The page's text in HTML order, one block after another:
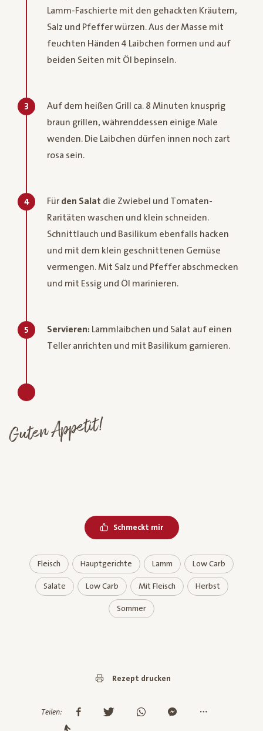
Lamm-Faschierte mit den gehackten Kräutern,
Salz und Pfeffer würzen. Aus der Masse mit
feuchten Händen 4 Laibchen formen und auf
beiden Seiten mit Öl bepinseln.
3
Auf dem heißen Grill ca. 8 Minuten knusprig
braun grillen, währenddessen einige Male
wenden. Die Laibchen dürfen innen noch zart
rosa sein.
4 Für den Salat die Zwiebel und Tomaten-
Raritäten waschen und klein schneiden.
Schnittlauch und Basilikum ebenfalls hacken
und mit dem klein geschnittenen Gemüse
vermengen. Mit Salz und Pfeffer abschmecken
und mit Essig und Öl marinieren.
5 Servieren: Lammlaibchen und Salat auf einen
Teller anrichten und mit Basilikum garnieren.
Guten Appetit!
Schmeckt mir
Fleisch Hauptgerichte Lamm Low Carb
Salate Low Carb Mit Fleisch Herbst
Sommer
Rezept drucken
Teilen: